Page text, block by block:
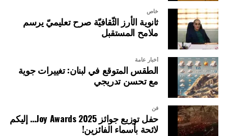
خاص
ثانوية الأرز الثّقافيّة صرح تعليميّ يرسم
ملامح المستقبل
أخبار عامة
الطقس المتوقع في لبنان: تغييرات جوية
مع تحسن تدريجي
فن
حفل توزيع جوائز Joy Awards 2025… إليكم
لائحة بأسماء الفائزين!